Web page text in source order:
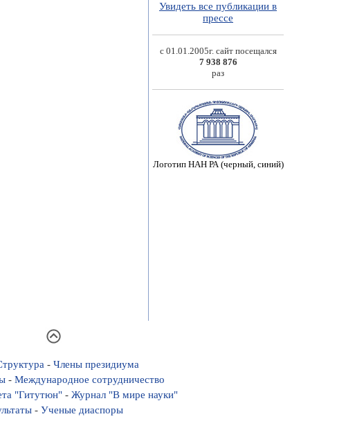
Увидеть все публикации в
прессе
с 01.01.2005г. сайт посещался
7 938 876
раз
Логотип НАН РА (черный, синий)
- Члены президиума
- Международное сотрудничество
"Гитутюн" - Журнал "В мире науки"
- Ученые диаспоры